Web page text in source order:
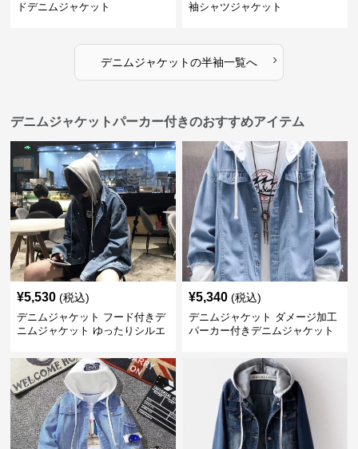
ドデニムジャケット
袖シャツジャケット
デニムジャケットの半袖一覧へ ›
デニムジャケットパーカー付きのおすすめアイテム
¥5,530 (税込)
デニムジャケット フード付きデ
ニムジャケット ゆったりシルエ
¥5,340 (税込)
デニムジャケット ダメージ加工
パーカー付きデニムジャケット